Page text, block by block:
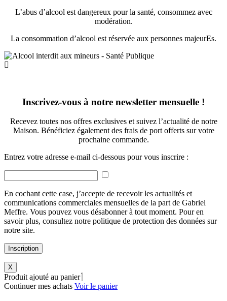
L’abus d’alcool est dangereux pour la santé, consommez avec
modération.
La consommation d’alcool est réservée aux personnes majeurEs.
Inscrivez-vous à notre newsletter mensuelle !
Recevez toutes nos offres exclusives et suivez l’actualité de notre
Maison. Bénéficiez également des frais de port offerts sur votre
prochaine commande.
Entrez votre adresse e-mail ci-dessous pour vous inscrire :
En cochant cette case, j’accepte de recevoir les actualités et
communications commerciales mensuelles de la part de Gabriel
Meffre. Vous pouvez vous désabonner à tout moment. Pour en
savoir plus, consultez notre politique de protection des données sur
notre site.
Inscription
X
Produit ajouté au panier
Continuer mes achats Voir le panier